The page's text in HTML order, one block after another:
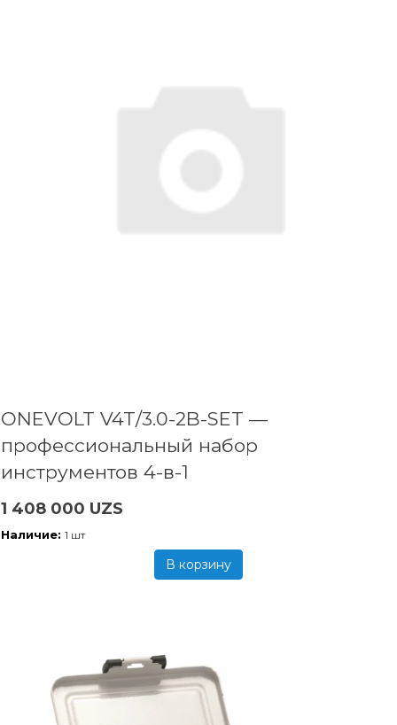
ONEVOLT V4T/3.0-2B-SET —
профессиональный набор
инструментов 4-в-1
1 408 000 UZS
Наличие: 1 шт
В корзину